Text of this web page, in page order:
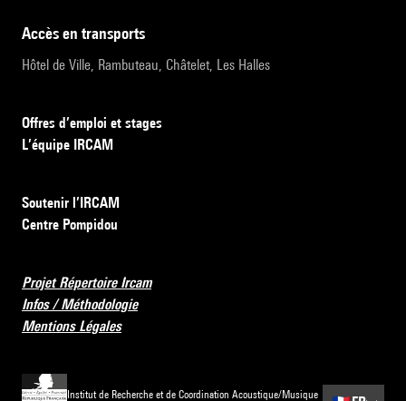
accès en transports
Hôtel de Ville, Rambuteau, Châtelet, Les Halles
Offres d’emploi et stages
L’équipe IRCAM
Soutenir l’IRCAM
Centre Pompidou
Projet Répertoire Ircam
Infos / Méthodologie
Mentions Légales
Institut de Recherche et de Coordination Acoustique/Musique